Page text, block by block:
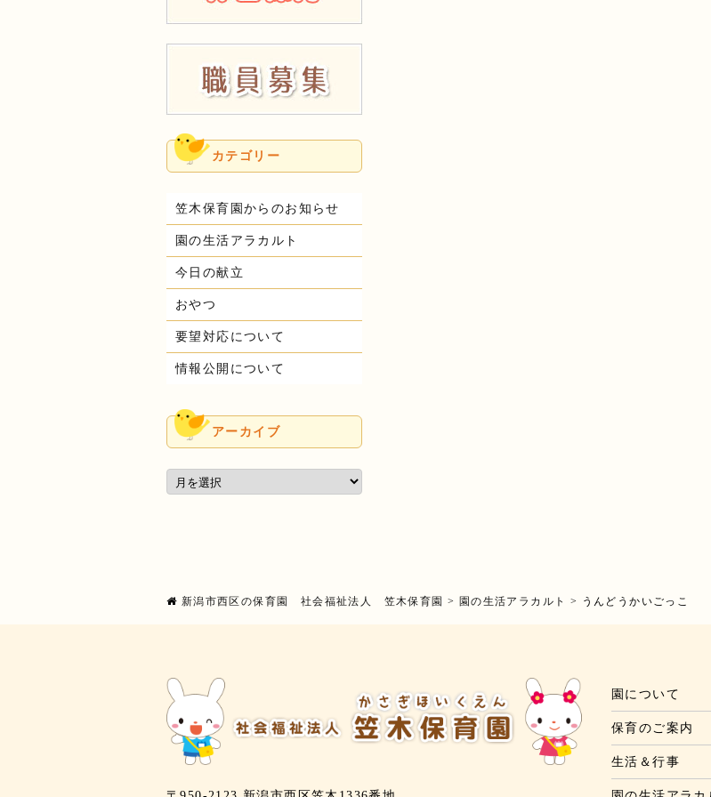
カテゴリー
笠木保育園からのお知らせ
園の生活アラカルト
今日の献立
おやつ
要望対応について
情報公開について
アーカイブ
新潟市西区の保育園 社会福祉法人 笠木保育園 > 園の生活アラカルト > うんどうかいごっこ
園について
保育のご案内
生活＆行事